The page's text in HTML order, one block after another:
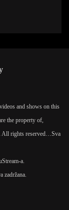
and shows on this
the property of,
rights reserved… Sva
a.
zadržana.